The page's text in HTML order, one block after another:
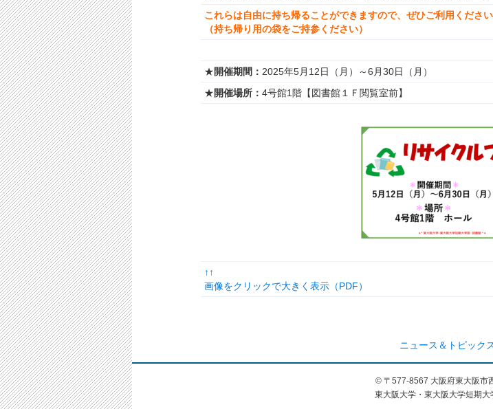
これらは自由に持ち帰ることができますので、ぜひご利用ください
（持ち帰り用の袋をご持参ください）
★開催期間： 2025年5月12日（月）～6月30日（月）
★開催場所： 4号館1階【図書館１Ｆ閲覧室前】
↑↑
画像をクリックで大きく表示（PDF）
ニュース＆トピック
© 〒577-8567 大阪府東大阪市
東大阪大学・東大阪大学短期大